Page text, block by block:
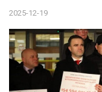
2025-12-19